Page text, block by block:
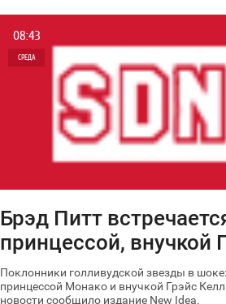
08:43
СРЕДА
Брэд Питт
принцессой, внучкой
Поклонники голливудской звезды в
принцессой Монако и внучкой Грэйс
новости сообщило издание New Ideа.